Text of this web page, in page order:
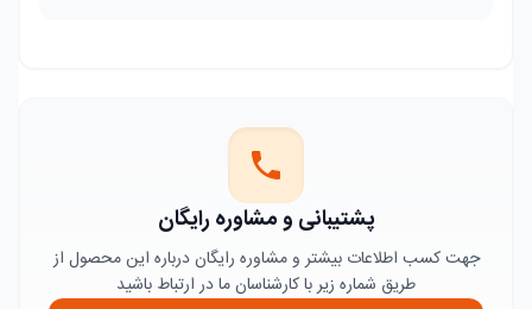
پشتیبانی و مشاوره رایگان
جهت کسب اطلاعات بیشتر و مشاوره رایگان درباره این محصول از
طریق شماره زیر با کارشناسان ما در ارتباط باشید